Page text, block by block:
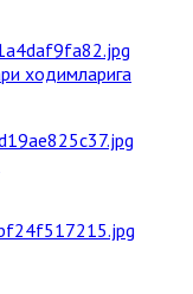
ходимларига